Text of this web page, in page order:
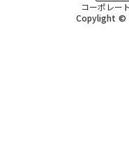
コーポレー
Copylight ©